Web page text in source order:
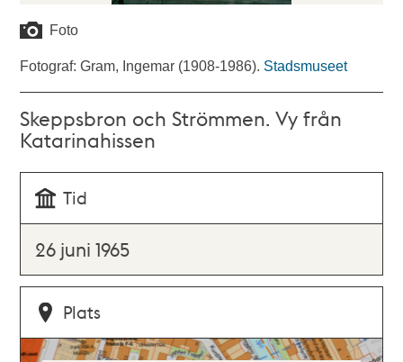
Foto
Fotograf: Gram, Ingemar (1908-1986). Stadsmuseet
Skeppsbron och Strömmen. Vy från
Katarinahissen
Tid
26 juni 1965
Plats